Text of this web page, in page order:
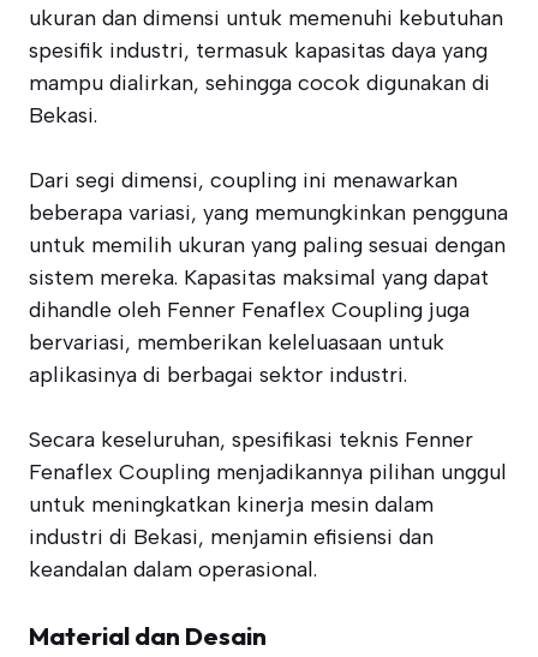
ukuran dan dimensi untuk memenuhi kebutuhan
spesifik industri, termasuk kapasitas daya yang
mampu dialirkan, sehingga cocok digunakan di
Bekasi.
Dari segi dimensi, coupling ini menawarkan
beberapa variasi, yang memungkinkan pengguna
untuk memilih ukuran yang paling sesuai dengan
sistem mereka. Kapasitas maksimal yang dapat
dihandle oleh Fenner Fenaflex Coupling juga
bervariasi, memberikan keleluasaan untuk
aplikasinya di berbagai sektor industri.
Secara keseluruhan, spesifikasi teknis Fenner
Fenaflex Coupling menjadikannya pilihan unggul
untuk meningkatkan kinerja mesin dalam
industri di Bekasi, menjamin efisiensi dan
keandalan dalam operasional.
Material dan Desain